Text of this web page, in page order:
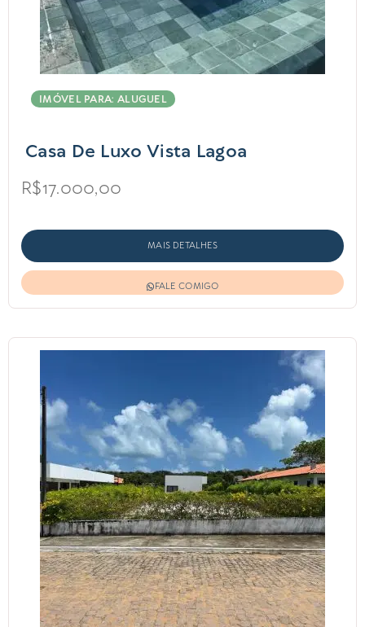
IMÓVEL PARA: ALUGUEL
Casa De Luxo Vista Lagoa
R$17.000,00
MAIS DETALHES
FALE COMIGO